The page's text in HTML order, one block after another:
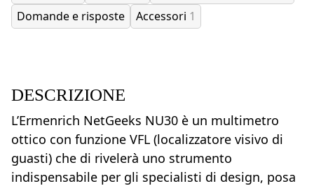
Domande e risposte
Accessori 1
DESCRIZIONE
L’Ermenrich NetGeeks NU30 è un multimetro
ottico con funzione VFL (localizzatore visivo di
guasti) che di rivelerà uno strumento
indispensabile per gli specialisti di design, posa